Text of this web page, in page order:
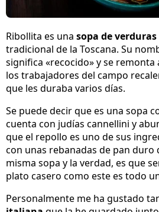
Ribollita es una sopa de
tradicional de la Toscana. Su
significa «recocido» y se remonta
los trabajadores del campo
que les duraba varios días.
Se puede decir que es una sopa
cuenta con judías cannellini y
que el repollo es uno de sus
con unas rebanadas de pan duro
misma sopa y la verdad, es que
plato casero como este es todo
Personalmente me ha gustado